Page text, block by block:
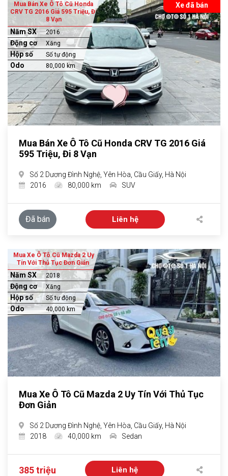
Xe đã bán
Mua Bán Xe Ô Tô Cũ Honda
CRV TG 2016 Giá 595 Triệu, Đi
8 Vạn
Năm SX 2016
Động cơ Xăng
Hộp số Số tự động
Odo 80,000 km
Mua Bán Xe Ô Tô Cũ Honda CRV TG 2016 Giá
595 Triệu, Đi 8 Vạn
Số 2 Dương Đình Nghệ, Yên Hòa, Cầu Giấy, Hà Nội
2016
80,000 km SUV
Đã bán Liên hệ
Mua Xe Ô Tô Cũ Mazda 2 Uy
Tín Với Thủ Tục Đơn Giản
Năm SX 2018
Động cơ Xăng
Hộp số Số tự động
Odo 40,000 km
Mua Xe Ô Tô Cũ Mazda 2 Uy Tín Với Thủ Tục
Đơn Giản
Số 2 Dương Đình Nghệ, Yên Hòa, Cầu Giấy, Hà Nội
2018
40,000 km Sedan
385 triệu Liên hệ